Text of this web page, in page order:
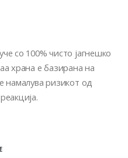
со 100% чисто јагнешко
храна е базирана на
намалува ризикот од